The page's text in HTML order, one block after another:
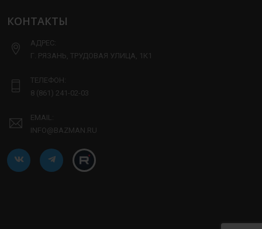
КОНТАКТЫ
АДРЕС:
Г. РЯЗАНЬ, ТРУДОВАЯ УЛИЦА, 1К1
ТЕЛЕФОН:
8 (861) 241-02-03
EMAIL:
INFO@BAZMAN.RU